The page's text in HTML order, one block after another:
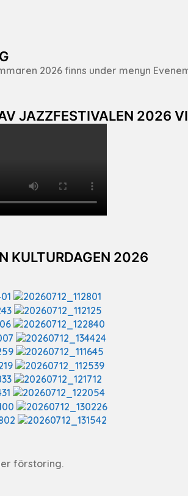
2026 finns under menyn
JAZZFESTIVALEN 2026
KULTURDAGEN 2026
förstoring.